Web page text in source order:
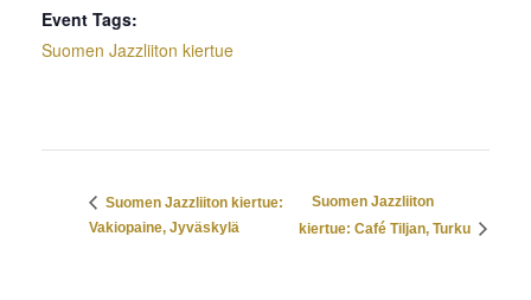
Event Tags:
Suomen Jazzliiton kiertue
Suomen Jazzliiton kiertue:
Vakiopaine, Jyväskylä
Suomen Jazzliiton
kiertue: Café Tiljan, Turku